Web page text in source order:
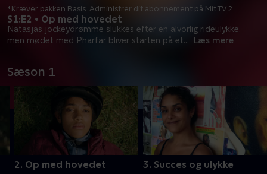
S1:E2 • Op med hovedet
Natasjas jockeydrømme slukkes efter en alvorlig rideulykke,
men mødet med Pharfar bliver starten på et... Læs mere
*Kræver pakken Basis. Administrer dit abonnement på Mit TV 2.
Sæson 1
2. Op med hovedet 3. Succes og ulykke